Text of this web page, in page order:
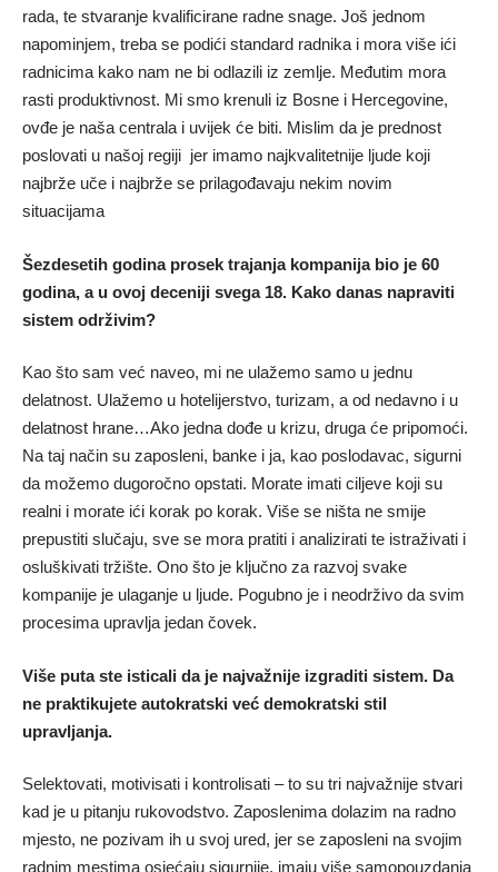
rada, te stvaranje kvalificirane radne snage. Još jednom
napominjem, treba se podići standard radnika i mora više ići
radnicima kako nam ne bi odlazili iz zemlje. Međutim mora
rasti produktivnost. Mi smo krenuli iz Bosne i Hercegovine,
ovđe je naša centrala i uvijek će biti. Mislim da je prednost
poslovati u našoj regiji jer imamo najkvalitetnije ljude koji
najbrže uče i najbrže se prilagođavaju nekim novim
situacijama
Šezdesetih godina prosek trajanja kompanija bio je 60
godina, a u ovoj deceniji svega 18. Kako danas napraviti
sistem održivim?
Kao što sam već naveo, mi ne ulažemo samo u jednu
delatnost. Ulažemo u hotelijerstvo, turizam, a od nedavno i u
delatnost hrane…Ako jedna dođe u krizu, druga će pripomoći.
Na taj način su zaposleni, banke i ja, kao poslodavac, sigurni
da možemo dugoročno opstati. Morate imati ciljeve koji su
realni i morate ići korak po korak. Više se ništa ne smije
prepustiti slučaju, sve se mora pratiti i analizirati te istraživati i
osluškivati tržište. Ono što je ključno za razvoj svake
kompanije je ulaganje u ljude. Pogubno je i neodrživo da svim
procesima upravlja jedan čovek.
Više puta ste isticali da je najvažnije izgraditi sistem. Da
ne praktikujete autokratski već demokratski stil
upravljanja.
Selektovati, motivisati i kontrolisati – to su tri najvažnije stvari
kad je u pitanju rukovodstvo. Zaposlenima dolazim na radno
mjesto, ne pozivam ih u svoj ured, jer se zaposleni na svojim
radnim mestima osjećaju sigurnije, imaju više samopouzdanja